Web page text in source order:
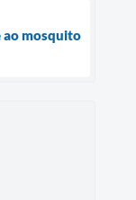
ao mosquito